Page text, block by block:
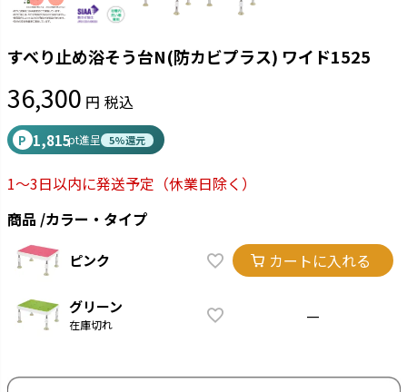
すべり止め浴そう台N(防カビプラス) ワイド1525
36,300 税込
P 1,815pt進呈 5%還元
1～3日以内に発送予定 （休業日除く）
商品 カラー・タイプ
ピンク カートに入れる
グリーン
在庫切れ —